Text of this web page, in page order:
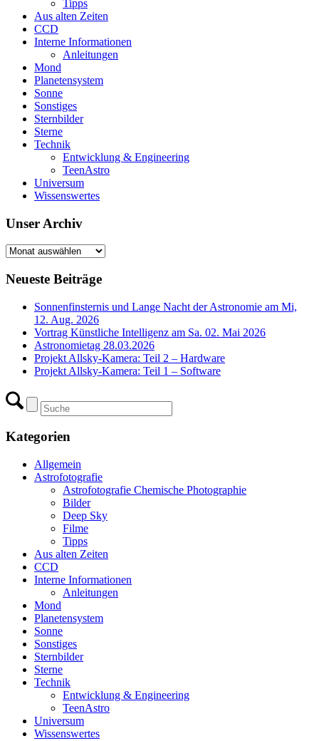
Tipps
Aus alten Zeiten
CCD
Interne Informationen
Anleitungen
Mond
Planetensystem
Sonne
Sonstiges
Sternbilder
Sterne
Technik
Entwicklung & Engineering
TeenAstro
Universum
Wissenswertes
Unser Archiv
Unser
Neueste Beiträge
Sonnenfinsternis und Lange Nacht der Astronomie am Mi,
12. Aug. 2026
Vortrag Künstliche Intelligenz am Sa. 02. Mai 2026
Astronomietag 28.03.2026
Projekt Allsky-Kamera: Teil 2 – Hardware
Projekt Allsky-Kamera: Teil 1 – Software
Kategorien
Allgemein
Astrofotografie
Astrofotografie Chemische Photographie
Bilder
Deep Sky
Filme
Tipps
Aus alten Zeiten
CCD
Interne Informationen
Anleitungen
Mond
Planetensystem
Sonne
Sonstiges
Sternbilder
Sterne
Technik
Entwicklung & Engineering
TeenAstro
Universum
Wissenswertes